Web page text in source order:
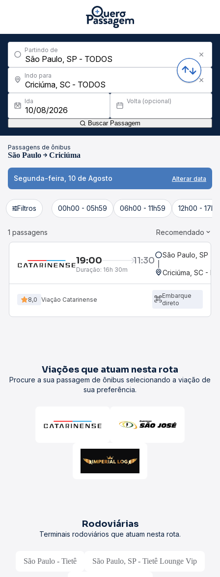
Partindo de
Indo para
Ida Volta (opcional)
Buscar Passagem
Passagens de ônibus
São Paulo Criciúma
Segunda-feira, 10 de Agosto Alterar data
Filtros 00h00 - 05h59 06h00 - 11h59 12h00 -
1 passagens Recomendado
19:00 11:30
Duração: 16h 30m
São Paulo, SP -
Criciúma, SC -
8,0 Viação Catarinense
Embarque
direto
Viações que atuam nesta rota
Procure a sua passagem de ônibus selecionando a viação de
sua preferência.
Rodoviárias
Terminais rodoviários que atuam nesta rota.
São Paulo - Tietê São Paulo, SP - Tietê Lounge Vip